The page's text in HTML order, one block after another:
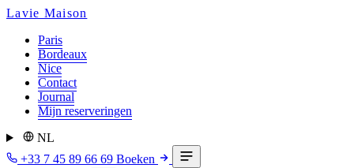
Lavie Maison
Paris
Bordeaux
Nice
Contact
Journal
Mijn reserveringen
NL
+33 7 45 89 66 69 Boeken